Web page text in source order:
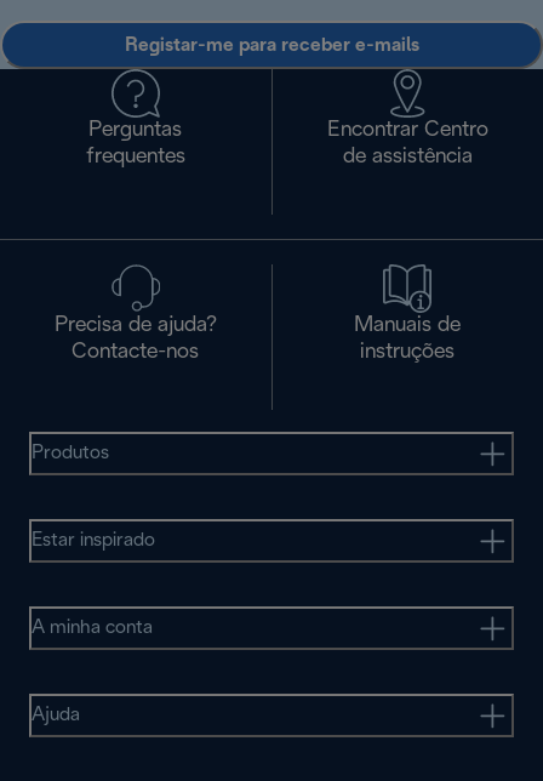
Registar-me para receber e-mails
Perguntas
frequentes
Encontrar Centro
de assistência
Precisa de ajuda?
Contacte-nos
Manuais de
instruções
Produtos
Estar inspirado
A minha conta
Ajuda